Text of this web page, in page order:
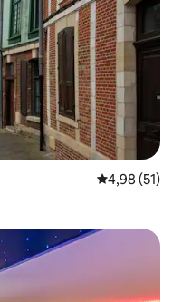
Évaluation
4,98 (51)